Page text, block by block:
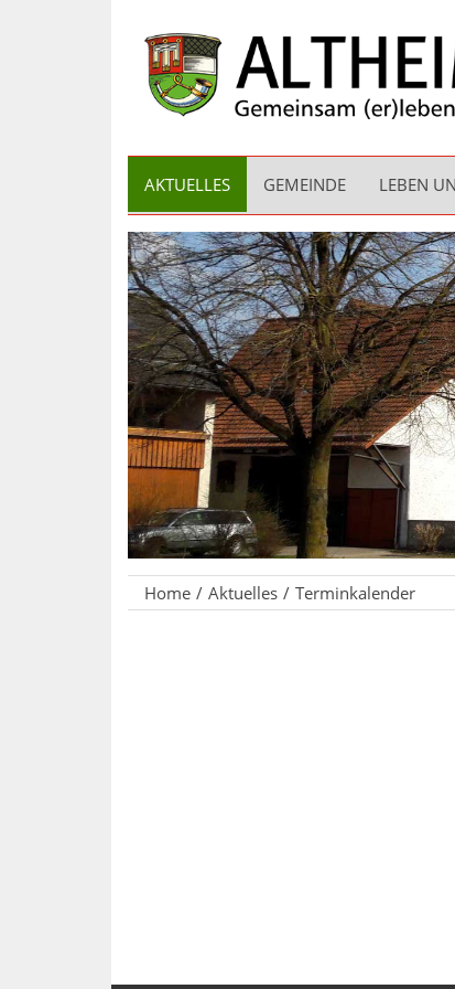
AKTUELLES GEMEINDE LEBEN
Home Aktuelles Terminkalender